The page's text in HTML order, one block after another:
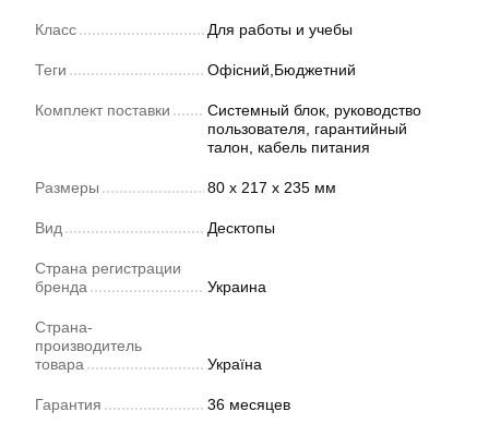
Класс Для работы и учебы
Теги Офісний,Бюджетний
Комплект поставки
Системный блок, руководство
пользователя, гарантийный
талон, кабель питания
Размеры 80 x 217 x 235 мм
Вид Десктопы
Страна регистрации
бренда
Украина
Страна-
производитель
товара
Україна
Гарантия 36 месяцев